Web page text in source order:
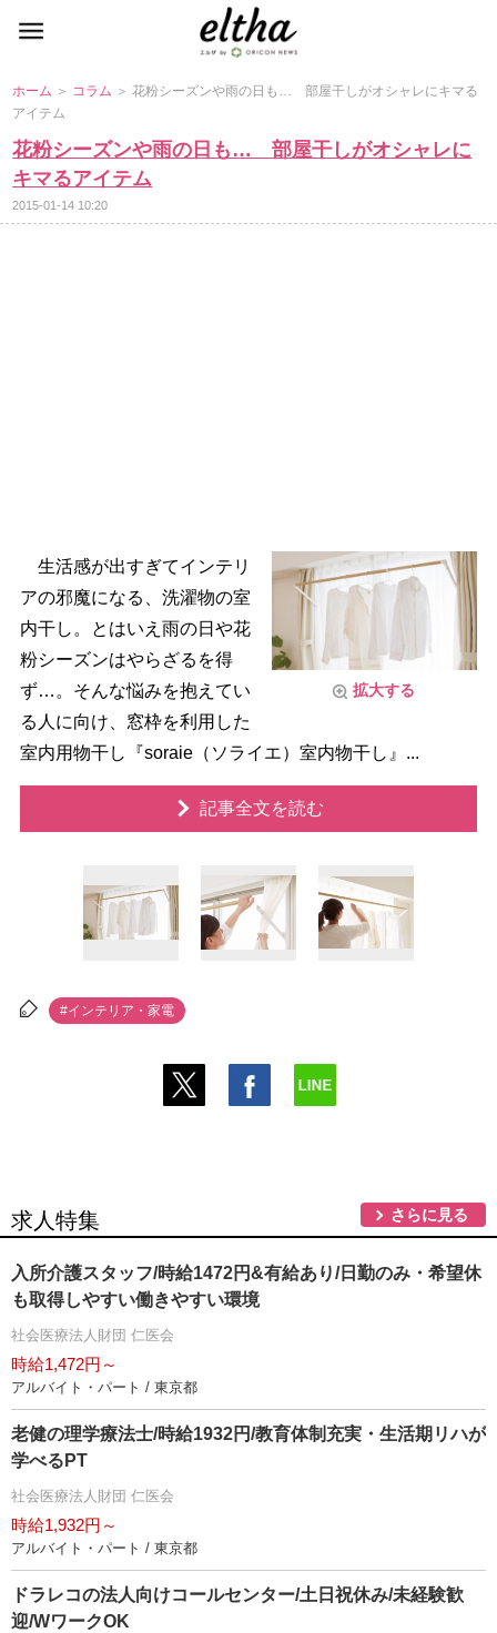
ホーム ＞ コラム ＞ 花粉シーズンや雨の日も… 部屋干しがオシャレにキマる
アイテム
花粉シーズンや雨の日も… 部屋干しがオシャレに
キマるアイテム
2015-01-14 10:20
拡大する
生活感が出すぎてインテリ
アの邪魔になる、洗濯物の室
内干し。とはいえ雨の日や花
粉シーズンはやらざるを得
ず…。そんな悩みを抱えてい
る人に向け、窓枠を利用した
室内用物干し『soraie（ソライエ）室内物干し』...
記事全文を読む
#インテリア・家電
求人特集 さらに見る
入所介護スタッフ/時給1472円&有給あり/日勤のみ・希望休
も取得しやすい働きやすい環境
社会医療法人財団 仁医会
時給1,472円～
アルバイト・パート / 東京都
老健の理学療法士/時給1932円/教育体制充実・生活期リハが
学べるPT
社会医療法人財団 仁医会
時給1,932円～
アルバイト・パート / 東京都
ドラレコの法人向けコールセンター/土日祝休み/未経験歓
迎/WワークOK